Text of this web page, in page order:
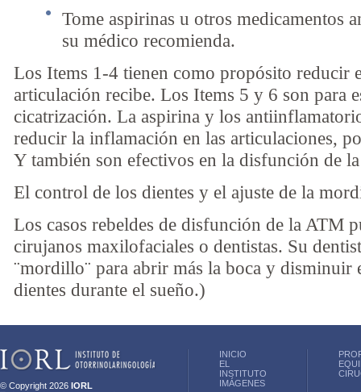
Tome aspirinas u otros medicamentos
su médico recomienda.
Los Items 1-4 tienen como propósito reducir
articulación recibe. Los Items 5 y 6 son para
cicatrización. La aspirina y los
reducir la inflamación en las articulaciones,
Y también son efectivos en la disfunción de
El control de los dientes y el ajuste de la
Los casos rebeldes de disfunción de la ATM
cirujanos maxilofaciales o dentistas. Su
¨mordillo¨ para abrir más la boca y disminuir
dientes durante el sueño.)
© Copyright 2026 IORL
INICIO
EL
INSTITUTO
IMÁGENES